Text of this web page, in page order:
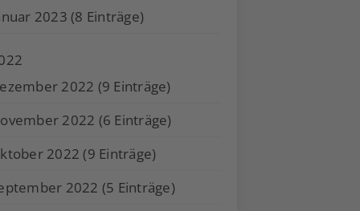
2023 (8 Einträge)
2022 (9 Einträge)
2022 (6 Einträge)
2022 (9 Einträge)
2022 (5 Einträge)